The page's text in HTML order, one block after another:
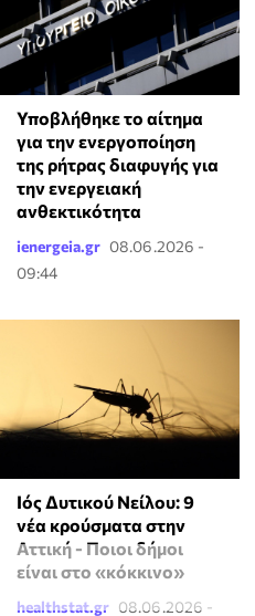
Υποβλήθηκε το αίτημα
για την ενεργοποίηση
της ρήτρας διαφυγής για
την ενεργειακή
ανθεκτικότητα
ienergeia.gr 08.06.2026 -
09:44
Ιός Δυτικού Νείλου: 9
νέα κρούσματα στην
Αττική - Ποιοι δήμοι
είναι στο «κόκκινο»
healthstat.gr 08.06.2026 -